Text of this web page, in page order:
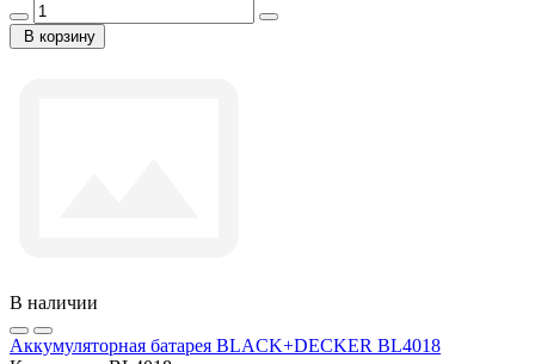
В корзину
В наличии
Аккумуляторная батарея BLACK+DECKER BL4018